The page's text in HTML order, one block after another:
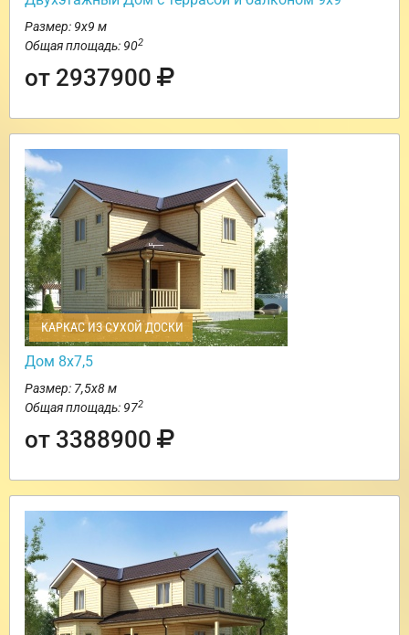
Размер: 9х9 м
Общая площадь: 902
от 2937900
КАРКАС ИЗ СУХОЙ ДОСКИ
Дом 8х7,5
Размер: 7,5х8 м
Общая площадь: 972
от 3388900